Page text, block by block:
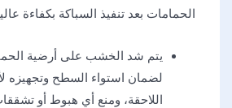
الحمامات بعد تنفيذ السباكة بكفاءة
يتم شد الخشب على أرضية
لضمان استواء السطح وتجهيزه
اللاحقة، ومنع أي هبوط أو